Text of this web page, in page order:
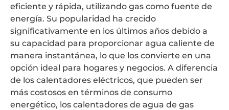
eficiente y rápida, utilizando gas como fuente de
energía. Su popularidad ha crecido
significativamente en los últimos años debido a
su capacidad para proporcionar agua caliente de
manera instantánea, lo que los convierte en una
opción ideal para hogares y negocios. A diferencia
de los calentadores eléctricos, que pueden ser
más costosos en términos de consumo
energético, los calentadores de agua de gas